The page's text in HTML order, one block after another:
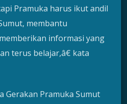
Pramuka harus ikut andil
membantu
informasi yang
terus belajar,â€ kata
Gerakan Pramuka Sumut